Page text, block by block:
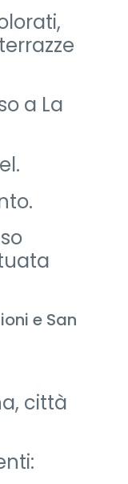
a La
e San
città